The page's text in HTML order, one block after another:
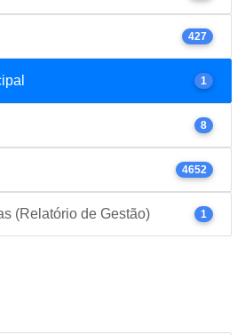
427
1
8
4652
(Relatório de Gestão) 1